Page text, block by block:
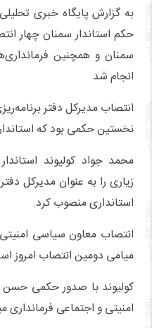
به گزارش پایگاه خبری تحلیلی
حکم استاندار سمنان چهار
سمنان و همچنین
انجام شد
انتصاب مدیرکل دفتر
نخستین حکمی بود که
محمد جواد کولیوند
زیاری را به عنوان مدیرکل
استانداری منصوب کرد.
انتصاب معاون سیاسی
میامی دومین انتصاب امروز
کولیوند با صدور حکمی حسن
امنیتی و اجتماعی